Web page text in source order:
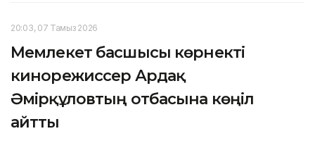
20:03, 07 Тамыз 2026
Мемлекет басшысы көрнекті
кинорежиссер Ардақ
Әмірқұловтың отбасына көңіл
айтты